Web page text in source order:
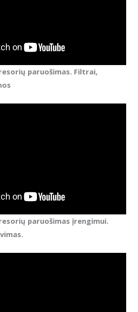
paruošimas. Filtrai,
paruošimas įrengimui.